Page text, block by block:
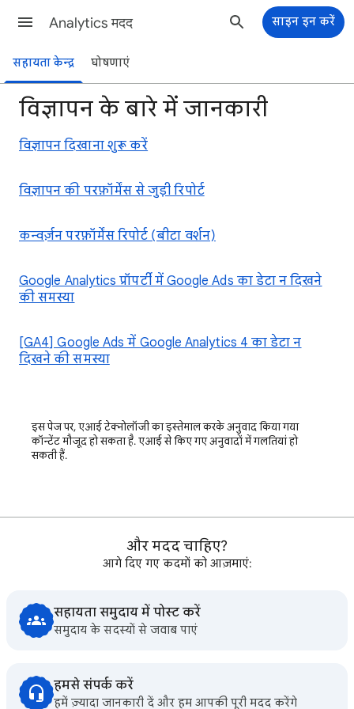
Analytics मदद साइन इन करें
सहायता केन्द्र घोषणाएं
विज्ञापन के बारे में जानकारी
विज्ञापन दिखाना शुरू करें
विज्ञापन की परफ़ॉर्मेंस से जुड़ी रिपोर्ट
कन्वर्ज़न परफ़ॉर्मेंस रिपोर्ट (बीटा वर्शन)
Google Analytics प्रॉपर्टी में Google Ads का डेटा न दिखने
की समस्या
[GA4] Google Ads में Google Analytics 4 का डेटा न
दिखने की समस्या
इस पेज पर, एआई टेक्नोलॉजी का इस्तेमाल करके अनुवाद किया गया
कॉन्टेंट मौजूद हो सकता है. एआई से किए गए अनुवादों में गलतियां हो
सकती हैं.
और मदद चाहिए?
आगे दिए गए कदमों को आज़माएं:
सहायता समुदाय में पोस्ट करें
समुदाय के सदस्यों से जवाब पाएं
हमसे संपर्क करें
हमें ज़्यादा जानकारी दें और हम आपकी पूरी मदद करेंगे